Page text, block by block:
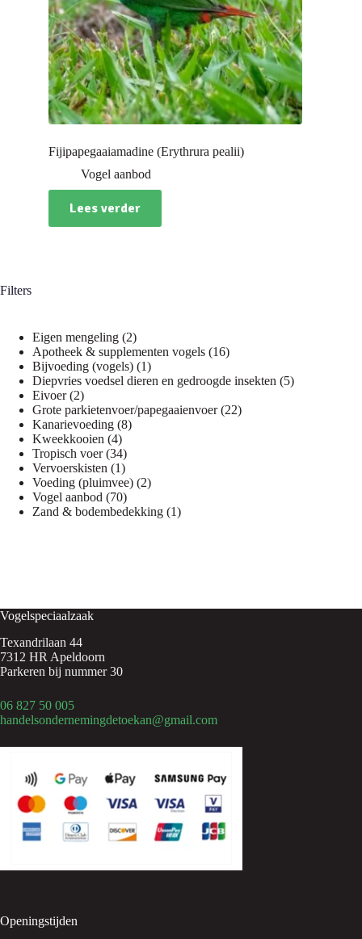
Fijipapegaaiamadine (Erythrura pealii)
Vogel aanbod
Lees verder
Filters
Eigen mengeling 22
producten
Apotheek & supplementen vogels 1616
Bijvoeding (vogels) 11
product
Diepvries voedsel dieren en gedroogde insekten 55
Eivoer 22
producten
Grote parkietenvoer/papegaaienvoer 2222
Kanarievoeding 88
Kweekkooien 44
producten
Tropisch voer 3434
producten
Vervoerskisten 11
product
Voeding (pluimvee) 22
Vogel aanbod 7070
producten
Zand & bodembedekking 11
Vogelspeciaalzaak
Texandrilaan 44
7312 HR Apeldoorn
Parkeren bij nummer 30
06 827 50 005
handelsondernemingdetoekan@gmail.com
Openingstijden